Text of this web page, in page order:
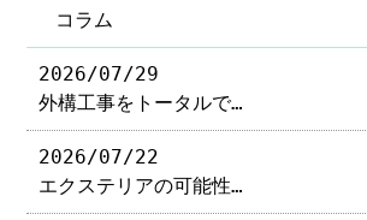
コラム
2026/07/29
外構工事をトータルで…
2026/07/22
エクステリアの可能性…